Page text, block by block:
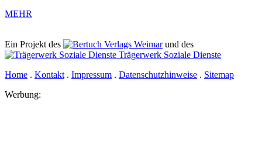
MEHR
Ein Projekt des Verlags Weimarund des
Trägerwerk Soziale Dienste
Home . Kontakt . Impressum . Datenschutzhinweise . Sitemap
Werbung: